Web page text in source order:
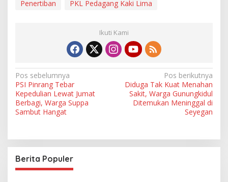
Penertiban
PKL Pedagang Kaki Lima
Ikuti Kami
N
a
v
i
a
s
Pos sebelumnya
PSI Pinrang Tebar
Kepedulian Lewat Jumat
Berbagi, Warga Suppa
Sambut Hangat
Pos berikutnya
Diduga Tak Kuat Menahan
Sakit, Warga Gunungkidul
Ditemukan Meninggal di
Seyegan
Berita Populer